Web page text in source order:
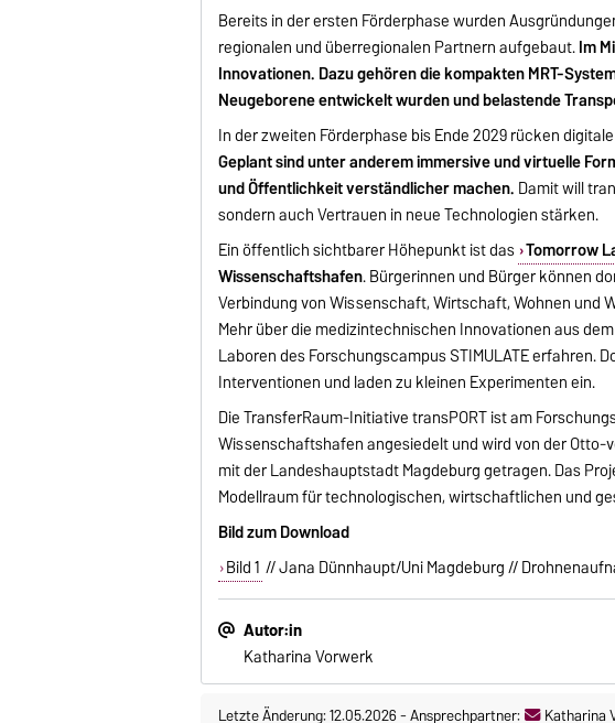
Bereits in der ersten Förderphase wurden
regionalen und überregionalen Partnern aufgebaut.Im
Innovationen. Dazu gehören die kompakten MRT-
Neugeborene entwickelt wurden und belastende
In der zweiten Förderphase bis Ende 2029 rücken
Geplant sind unter anderem immersive und virtuelle
und Öffentlichkeit verständlicher machen. Damit will
sondern auch Vertrauen in neue Technologien stärken.
Ein öffentlich sichtbarer Höhepunkt ist das Tomorrow
Wissenschaftshafen. Bürgerinnen und Bürger können
Verbindung von Wissenschaft, Wirtschaft, Wohnen und
Mehr über die medizintechnischen Innovationen aus
Laboren des Forschungscampus STIMULATE erfahren.
Interventionen und laden zu kleinen Experimenten ein.
Die TransferRaum-Initiative transPORT ist am
Wissenschaftshafen angesiedelt und wird von der
mit der Landeshauptstadt Magdeburg getragen. Das
Modellraum für technologischen, wirtschaftlichen und
Bild zum Download
Bild 1 // Jana Dünnhaupt/Uni Magdeburg //
Autor:in
Katharina Vorwerk
Letzte Änderung: 12.05.2026-Ansprechpartner: Katharina